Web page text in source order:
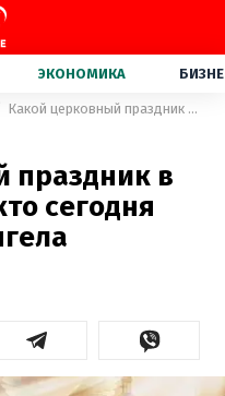
ЭКОНОМИКА
Какой церковный праздник в пятницу, 29 мая: кто сегодня отмечает День ангела
праздник в
сегодня